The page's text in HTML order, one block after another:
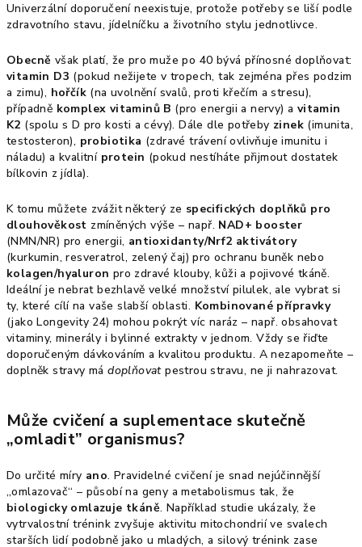
Univerzální doporučení neexistuje, protože potřeby se liší podle
zdravotního stavu, jídelníčku a životního stylu jednotlivce.
Obecně však platí, že pro muže po 40 bývá přínosné doplňovat:
vitamin D3 (pokud nežijete v tropech, tak zejména přes podzim
a zimu), hořčík (na uvolnění svalů, proti křečím a stresu),
případně komplex vitaminů B (pro energii a nervy) a vitamin
K2 (spolu s D pro kosti a cévy). Dále dle potřeby zinek (imunita,
testosteron), probiotika (zdravé trávení ovlivňuje imunitu i
náladu) a kvalitní protein (pokud nestíháte přijmout dostatek
bílkovin z jídla).
K tomu můžete zvážit některý ze specifických doplňků pro
dlouhověkost zmíněných výše – např. NAD+ booster
(NMN/NR) pro energii, antioxidanty/Nrf2 aktivátory
(kurkumin, resveratrol, zelený čaj) pro ochranu buněk nebo
kolagen/hyaluron pro zdravé klouby, kůži a pojivové tkáně.
Ideální je nebrat bezhlavě velké množství pilulek, ale vybrat si
ty, které cílí na vaše slabší oblasti. Kombinované přípravky
(jako Longevity 24) mohou pokrýt víc naráz – např. obsahovat
vitaminy, minerály i bylinné extrakty v jednom. Vždy se řiďte
doporučeným dávkováním a kvalitou produktu. A nezapomeňte –
doplněk stravy mádoplňovatpestrou stravu, ne ji nahrazovat.
Může cvičení a suplementace skutečně
„omladit” organismus?
Do určité míry ano. Pravidelné cvičení je snad nejúčinnější
„omlazovač“ – působí na geny a metabolismus tak, že
biologicky omlazuje tkáně. Například studie ukázaly, že
vytrvalostní trénink zvyšuje aktivitu mitochondrií ve svalech
starších lidí podobně jako u mladých, a silový trénink zase